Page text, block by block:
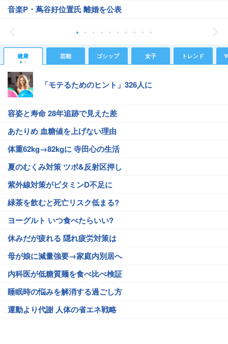
音楽P・蔦谷好位置氏 離婚を公表
健康 芸能 ゴシップ 女子 トレンド
「モテるためのヒント」326人に
容姿と寿命 28年追跡で見えた差
あたりめ 血糖値を上げない理由
体重62kg→82kgに 寺田心の生活
夏のむくみ対策 ツボ&反射区押し
紫外線対策がビタミンD不足に
緑茶を飲むと死亡リスク低まる?
ヨーグルト いつ食べたらいい?
休みだが疲れる 隠れ疲労対策は
母が娘に減量強要→家庭内別居へ
内科医が低糖質麺を食べ比べ検証
睡眠時の悩みを解消する過ごし方
運動より代謝 人体の省エネ戦略